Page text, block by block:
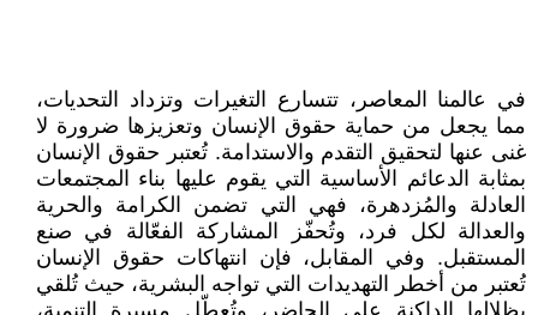
في عالمنا المعاصر، تتسارع التغيرات وتزداد التحديات،
مما يجعل من حماية حقوق الإنسان وتعزيزها ضرورة لا
غنى عنها لتحقيق التقدم والاستدامة. تُعتبر حقوق الإنسان
بمثابة الدعائم الأساسية التي يقوم عليها بناء المجتمعات
العادلة والمُزدهرة، فهي التي تضمن الكرامة والحرية
والعدالة لكل فرد، وتُحفّز المشاركة الفعّالة في صنع
المستقبل. وفي المقابل، فإن انتهاكات حقوق الإنسان
تُعتبر من أخطر التهديدات التي تواجه البشرية، حيث تُلقي